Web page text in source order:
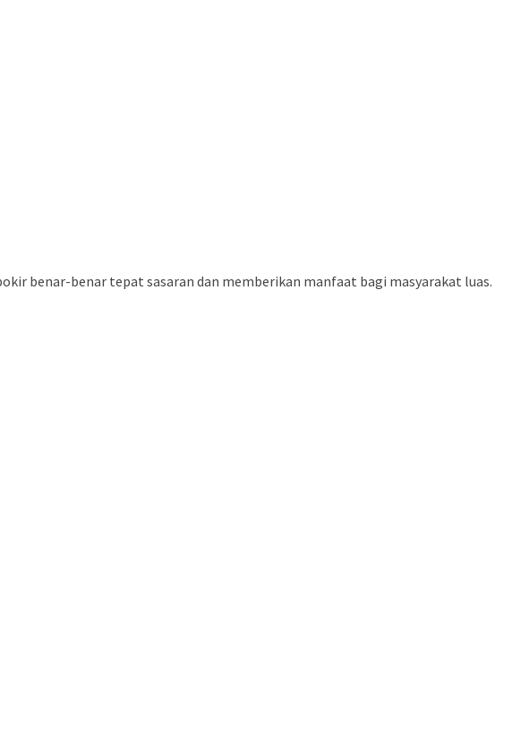
benar-benar tepat sasaran dan memberikan manfaat bagi masyarakat luas.